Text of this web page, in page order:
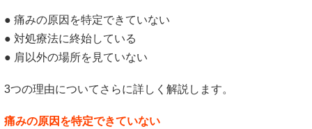
● 痛みの原因を特定できていない
● 対処療法に終始している
● 肩以外の場所を見ていない
3つの理由についてさらに詳しく解説します。
痛みの原因を特定できていない